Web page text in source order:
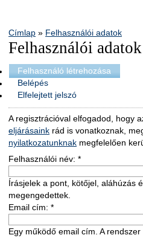
Címlap » Felhasználói adatok
Felhasználói adatok
Felhasználó létrehozása
Belépés
Elfelejtett jelszó
A regisztrációval elfogadod, hogy
eljárásaink rád is vonatkoznak,
nyilatkozatunknak megfelelően
Felhasználói név: *
Írásjelek a pont, kötőjel, aláhúzás
megengedettek.
Email cím: *
Egy működő email cím. A